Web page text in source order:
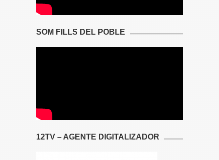
SOM FILLS DEL POBLE
12TV – AGENTE DIGITALIZADOR